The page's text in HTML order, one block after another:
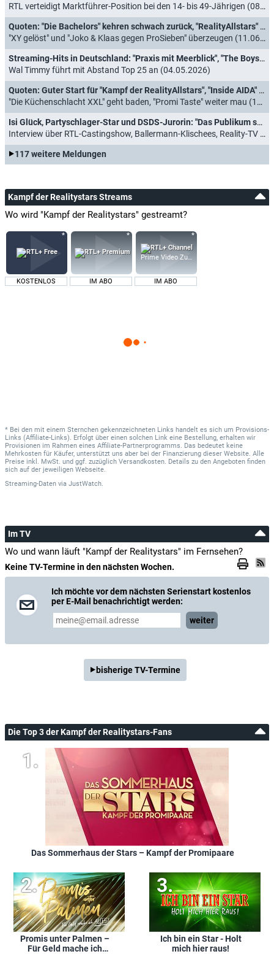
RTL verteidigt Marktführer-Position bei den 14- bis 49-Jährigen (08.07.2026)
Quoten: "Die Bachelors" kehren schwach zurück, "RealityAllstars" enden durchwachsen
"XY gelöst" und "Joko & Klaas gegen ProSieben" überzeugen (11.06.2026)
Streaming-Hits in Deutschland: "Praxis mit Meerblick", "The Boys", "Tatort" und "Kampf der RealityAllstars"
Wal Timmy führt mit Abstand Top 25 an (04.05.2026)
Quoten: Guter Start für "Kampf der RealityAllstars", "Inside AIDA" räumt ab
"Die Küchenschlacht XXL" geht baden, "Promi Taste" weiter mau (16.04.2026)
Isi Glück, Partyschlager-Star und DSDS-Jurorin: "Das Publikum spürt schnell, wenn man nicht wirklich dahintersteht"
Interview über RTL-Castingshow, Ballermann-Klischees, Reality-TV und vieles mehr (02.04.2026)
117 weitere Meldungen
Kampf der Realitystars Streams
Wo wird "Kampf der Realitystars" gestreamt?
KOSTENLOS IM ABO
Prime Video Zusatz-Kanäle
IM ABO
* Bei den mit einem Sternchen gekennzeichneten Links handelt es sich um Provisions-
Links (Affiliate-Links). Erfolgt über einen solchen Link eine Bestellung, erhalten wir
Provisionen im Rahmen eines Affiliate-Partnerprogramms. Das bedeutet keine
Mehrkosten für Käufer, unterstützt uns aber bei der Finanzierung dieser Website. Alle
Preise inkl. MwSt. und ggf. zuzüglich Versandkosten. Details zu den Angeboten finden
sich auf der jeweiligen Webseite.
Streaming-Daten via JustWatch.
Im TV
Wo und wann läuft "Kampf der Realitystars" im Fernsehen?
Keine TV-Termine in den nächsten Wochen.
Ich möchte vor dem nächsten Serienstart kostenlos
per E-Mail benachrichtigt werden:
weiter
bisherige TV-Termine
Die Top 3 der Kampf der Realitystars-Fans
Das Sommerhaus der Stars – Kampf der Promipaare
Promis unter Palmen –
Für Geld mache ich
Ich bin ein Star - Holt
mich hier raus!